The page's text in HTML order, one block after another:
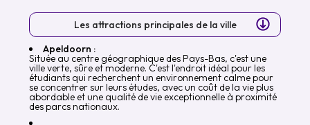
Les attractions principales de la ville
Apeldoorn :
Située au centre géographique des Pays-Bas, c'est une
ville verte, sûre et moderne. C'est l'endroit idéal pour les
étudiants qui recherchent un environnement calme pour
se concentrer sur leurs études, avec un coût de la vie plus
abordable et une qualité de vie exceptionnelle à proximité
des parcs nationaux.